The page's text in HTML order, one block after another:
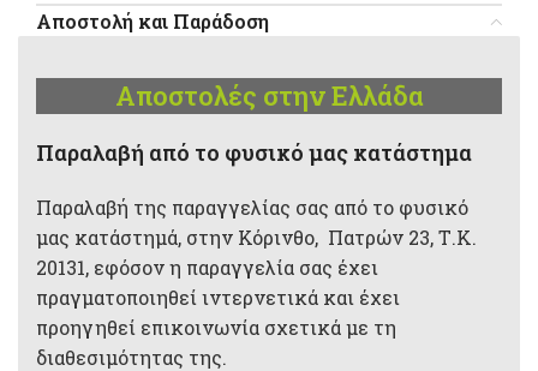
Αποστολή και Παράδοση
Αποστολές στην Ελλάδα
Παραλαβή από το φυσικό μας κατάστημα
Παραλαβή της παραγγελίας σας από το φυσικό
μας κατάστημά, στην Κόρινθο, Πατρών 23, Τ.Κ.
20131, εφόσον η παραγγελία σας έχει
πραγματοποιηθεί ιντερνετικά και έχει
προηγηθεί επικοινωνία σχετικά με τη
διαθεσιμότητας της.